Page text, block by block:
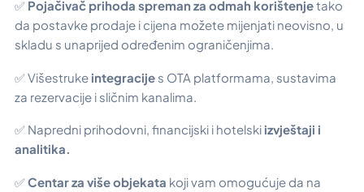
✅ Pojačivač prihoda spreman za odmah korištenjetako
da postavke prodaje i cijena možete mijenjati neovisno, u
skladu s unaprijed određenim ograničenjima.
✅ Višestruke integracije s OTA platformama, sustavima
za rezervacije i sličnim kanalima.
✅ Napredni prihodovni, financijski i hotelski izvještaji i
analitika.
✅Centar za više objekata koji vam omogućuje da na